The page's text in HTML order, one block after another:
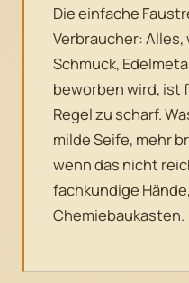
Die einfache
Verbraucher:
Schmuck,
beworben wird, ist
Regel zu scharf.
milde Seife, mehr
wenn das nicht
fachkundige
Chemiebaukasten.